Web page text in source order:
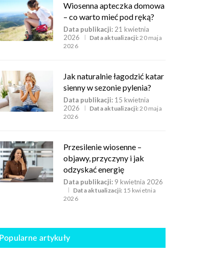
Wiosenna apteczka domowa
– co warto mieć pod ręką?
Data publikacji: 21 kwietnia
2026
Data aktualizacji:20 maja
2026
Jak naturalnie łagodzić katar
sienny w sezonie pylenia?
Data publikacji: 15 kwietnia
2026
Data aktualizacji:20 maja
2026
Przesilenie wiosenne –
objawy, przyczyny i jak
odzyskać energię
Data publikacji: 9 kwietnia 2026
Data aktualizacji: 15 kwietnia
2026
Popularne artykuły